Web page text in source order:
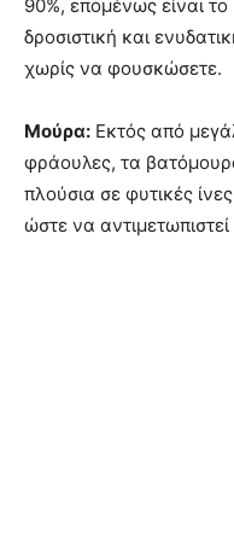
90%, επομένως είναι το
δροσιστική και
χωρίς να φουσκώσετε.
Μούρα: Εκτός από
φράουλες, τα
πλούσια σε φυτικές
ώστε να